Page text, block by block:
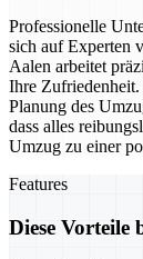
Professionelle
sich auf Experten
Aalen arbeitet
Ihre
Planung des
dass alles
Umzug zu einer
Features
Diese Vorteile